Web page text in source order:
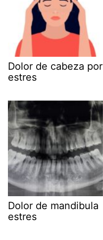
Dolor de cabeza por
estres
Dolor de mandibula
estres